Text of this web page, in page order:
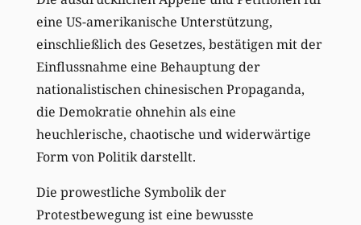
eine US-amerikanische Unterstützung,
einschließlich des Gesetzes, bestätigen mit der
Einflussnahme eine Behauptung der
nationalistischen chinesischen Propaganda,
die Demokratie ohnehin als eine
heuchlerische, chaotische und widerwärtige
Form von Politik darstellt.
Die prowestliche Symbolik der
Protestbewegung ist eine bewusste